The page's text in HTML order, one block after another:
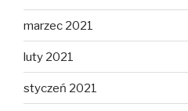
marzec 2021
luty 2021
styczeń 2021